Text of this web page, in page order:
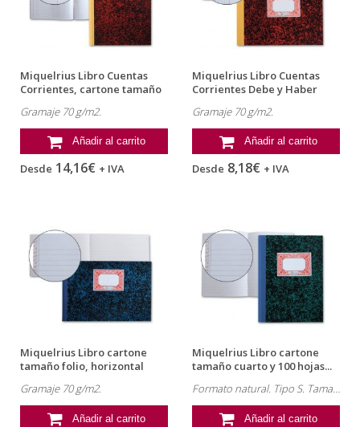
Miquelrius Libro Cuentas
Corrientes, cartone tamaño
Gramaje 70 g/m2.
Añadir al carrito
Desde 14,16€ + IVA
Miquelrius Libro Cuentas
Corrientes Debe y Haber
Gramaje 70 g/m2.
Añadir al carrito
Desde 8,18€ + IVA
Miquelrius Libro cartone
tamaño folio, horizontal
Gramaje 70 g/m2.
Añadir al carrito
Miquelrius Libro cartone
tamaño cuarto y 100 hojas...
Formato natural. Tipo S. Tamaño cuarto. Papel de 70 g/m2.
Añadir al carrito